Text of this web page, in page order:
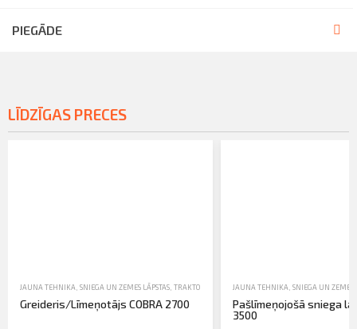
PIEGĀDE
LĪDZĪGAS PRECES
JAUNA TEHNIKA SNIEGA UN ZEMES LĀPSTAS TRAKTORTEHNIKAS UZKARES UN APRĪKOJUMS
Greideris/Līmeņotājs COBRA 2700
JAUNA TEHNIKA SNIEGA UN ZEMES
Pašlīmeņojošā sniega
3500